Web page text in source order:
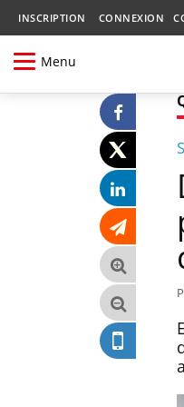
INSCRIPTION CONNEXION
Menu